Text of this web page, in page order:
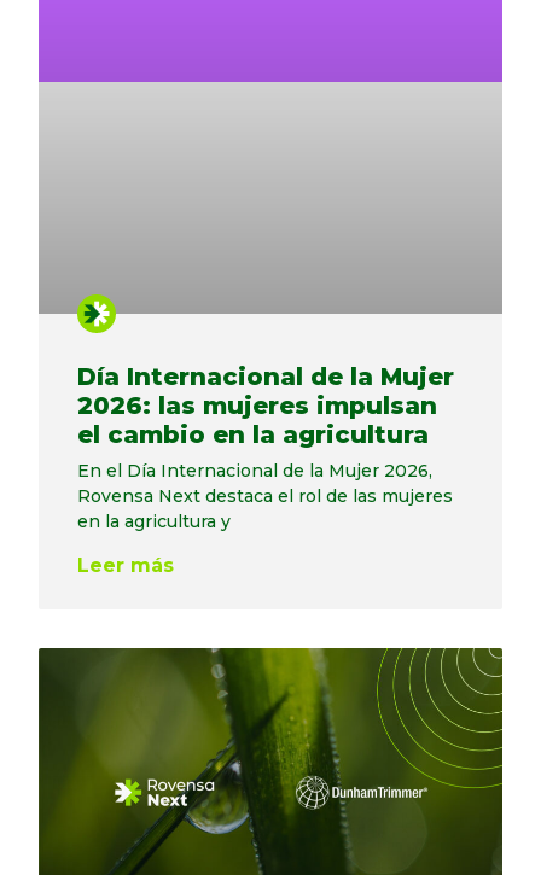
Día Internacional de la Mujer
2026: las mujeres impulsan
el cambio en la agricultura
En el Día Internacional de la Mujer 2026,
Rovensa Next destaca el rol de las mujeres
en la agricultura y
Leer más